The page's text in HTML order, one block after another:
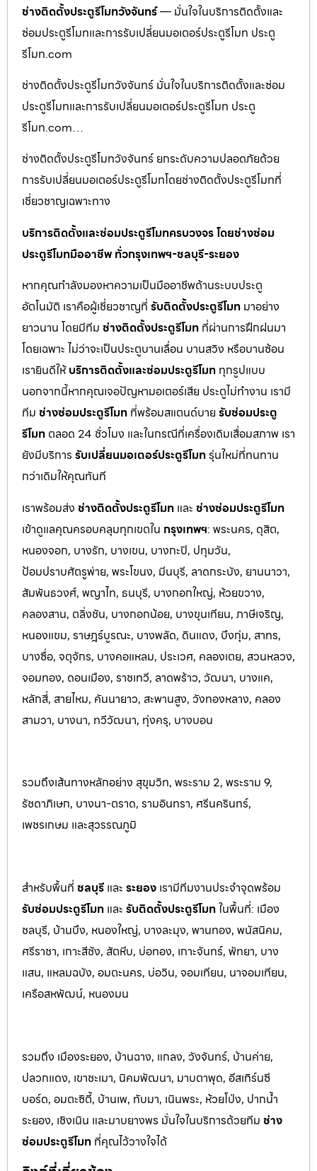
ช่างติดตั้งประตูรีโมทวังจันทร์— มั่นใจในบริการติดตั้งและ
ซ่อมประตูรีโมทและการรับเปลี่ยนมอเตอร์ประตูรีโมท ประตู
รีโมท.com
ช่างติดตั้งประตูรีโมทวังจันทร์ มั่นใจในบริการติดตั้งและซ่อม
ประตูรีโมทและการรับเปลี่ยนมอเตอร์ประตูรีโมท ประตู
รีโมท.com…
ช่างติดตั้งประตูรีโมทวังจันทร์ ยกระดับความปลอดภัยด้วย
การรับเปลี่ยนมอเตอร์ประตูรีโมทโดยช่างติดตั้งประตูรีโมทที่
เชี่ยวชาญเฉพาะทาง
บริการติดตั้งและซ่อมประตูรีโมทครบวงจร โดยช่างซ่อม
ประตูรีโมทมืออาชีพ ทั่วกรุงเทพฯ-ชลบุรี-ระยอง
หากคุณกำลังมองหาความเป็นมืออาชีพด้านระบบประตู
อัตโนมัติ เราคือผู้เชี่ยวชาญที่ รับติดตั้งประตูรีโมท มาอย่าง
ยาวนาน โดยมีทีม ช่างติดตั้งประตูรีโมท ที่ผ่านการฝึกฝนมา
โดยเฉพาะ ไม่ว่าจะเป็นประตูบานเลื่อน บานสวิง หรือบานซ้อน
เรายินดีให้บริการติดตั้งและซ่อมประตูรีโมท ทุกรูปแบบ
นอกจากนี้หากคุณเจอปัญหามอเตอร์เสีย ประตูไม่ทำงาน เรามี
ทีม ช่างซ่อมประตูรีโมท ที่พร้อมสแตนด์บาย รับซ่อมประตู
รีโมท ตลอด 24 ชั่วโมง และในกรณีที่เครื่องเดิมเสื่อมสภาพ เรา
ยังมีบริการ รับเปลี่ยนมอเตอร์ประตูรีโมทรุ่นใหม่ที่ทนทาน
กว่าเดิมให้คุณทันที
เราพร้อมส่ง ช่างติดตั้งประตูรีโมท และ ช่างซ่อมประตูรีโมท
เข้าดูแลคุณครอบคลุมทุกเขตใน กรุงเทพฯ: พระนคร, ดุสิต,
หนองจอก, บางรัก, บางเขน, บางกะปิ, ปทุมวัน,
ป้อมปราบศัตรูพ่าย, พระโขนง, มีนบุรี, ลาดกระบัง, ยานนาวา,
สัมพันธวงศ์, พญาไท, ธนบุรี, บางกอกใหญ่, ห้วยขวาง,
คลองสาน, ตลิ่งชัน, บางกอกน้อย, บางขุนเทียน, ภาษีเจริญ,
หนองแขม, ราษฎร์บูรณะ, บางพลัด, ดินแดง, บึงกุ่ม, สาทร,
บางซื่อ, จตุจักร, บางคอแหลม, ประเวศ, คลองเตย, สวนหลวง,
จอมทอง, ดอนเมือง, ราชเทวี, ลาดพร้าว, วัฒนา, บางแค,
หลักสี่, สายไหม, คันนายาว, สะพานสูง, วังทองหลาง, คลอง
สามวา, บางนา, ทวีวัฒนา, ทุ่งครุ, บางบอน
รวมถึงเส้นทางหลักอย่าง สุขุมวิท, พระราม 2, พระราม 9,
รัชดาภิเษก, บางนา-ตราด, รามอินทรา, ศรีนครินทร์,
เพชรเกษม และสุวรรณภูมิ
สำหรับพื้นที่ ชลบุรี และ ระยอง เรามีทีมงานประจำจุดพร้อม
รับซ่อมประตูรีโมท และ รับติดตั้งประตูรีโมทในพื้นที่: เมือง
ชลบุรี, บ้านบึง, หนองใหญ่, บางละมุง, พานทอง, พนัสนิคม,
ศรีราชา, เกาะสีชัง, สัตหีบ, บ่อทอง, เกาะจันทร์, พัทยา, บาง
แสน, แหลมฉบัง, อมตะนคร, บ่อวิน, จอมเทียน, นาจอมเทียน,
เครือสหพัฒน์, หนองมน
รวมถึง เมืองระยอง, บ้านฉาง, แกลง, วังจันทร์, บ้านค่าย,
ปลวกแดง, เขาชะเมา, นิคมพัฒนา, มาบตาพุด, อีสเทิร์นซี
บอร์ด, อมตะซิตี้, บ้านเพ, ทับมา, เนินพระ, ห้วยโป่ง, ปากน้ำ
ระยอง, เชิงเนิน และมาบยางพร มั่นใจในบริการด้วยทีม ช่าง
ซ่อมประตูรีโมท ที่คุณไว้วางใจได้